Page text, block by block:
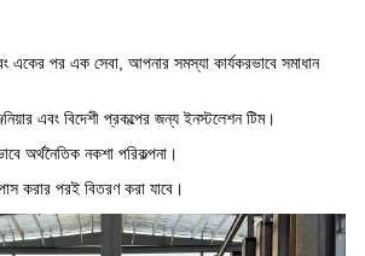
একের পর এক সেবা, আপনার সমস্যা কার্যকরভাবে সমাধান
এবং বিদেশী প্রকল্পের জন্য ইনস্টলেশন টিম।
অর্থনৈতিক নকশা পরিকল্পনা।
করার পরই বিতরণ করা যাবে।